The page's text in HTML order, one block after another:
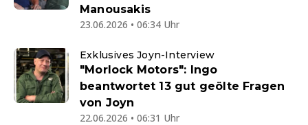
Manousakis
23.06.2026 • 06:34 Uhr
Exklusives Joyn-Interview
"Morlock Motors": Ingo
beantwortet 13 gut geölte Fragen
von Joyn
22.06.2026 • 06:31 Uhr